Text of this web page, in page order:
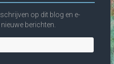
op dit blog en e-
berichten.